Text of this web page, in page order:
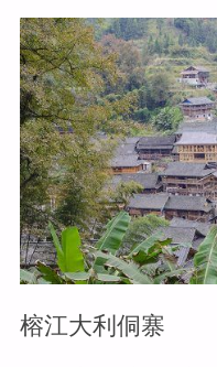
榕江大利侗寨